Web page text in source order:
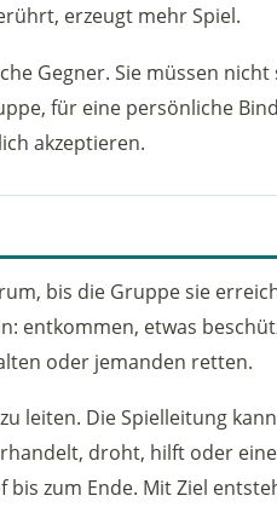
erzeugt mehr Spiel.
Gegner. Sie müssen nicht
für eine persönliche
akzeptieren.
bis die Gruppe sie
entkommen, etwas
oder jemanden retten.
leiten. Die Spielleitung
droht, hilft oder
zum Ende. Mit Ziel